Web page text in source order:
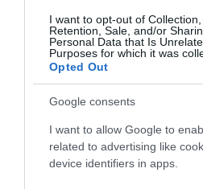
I want to opt-out of Collection,
Retention, Sale, and/or
Personal Data that Is
Purposes for which it was
Opted Out
Google consents
I want to allow Google to
related to advertising like
device identifiers in apps.
Eden-hegy, Auckland, Új-Zéland
A toplista így néz ki: